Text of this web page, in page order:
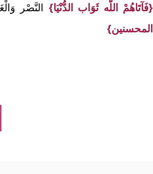
{فَآتَاهُمْ اللَّه ثَوَاب الدُّنْيَا} النَّصْر
المحسنين}